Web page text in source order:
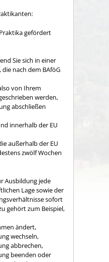
gefördert
Sie sich in einer
nach dem BAföG
von Ihrem
werden,
abschließen
innerhalb der EU
außerhalb der EU
zwölf Wochen
Ausbildung jede
Lage sowie der
sofort
gehört zum Beispiel,
ändert,
wechseln,
abbrechen,
beenden oder